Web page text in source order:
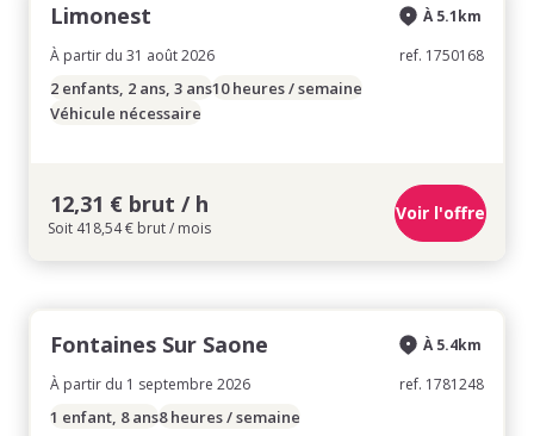
Limonest
À partir du 31 août 2026
À 5.1km
ref. 1750168
2 enfants, 2 ans, 3 ans10 heures / semaine
Véhicule nécessaire
12,31 € brut / h
Soit 418,54 € brut / mois
Voir l'offre
Fontaines Sur Saone
À partir du 1 septembre 2026
À 5.4km
ref. 1781248
1 enfant, 8 ans8 heures / semaine